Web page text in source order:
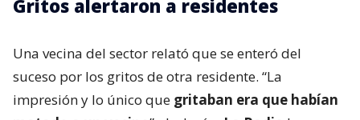
Gritos alertaron a residentes
Una vecina del sector relató que se enteró del
suceso por los gritos de otra residente. “La
impresión y lo único que gritaban era que habían